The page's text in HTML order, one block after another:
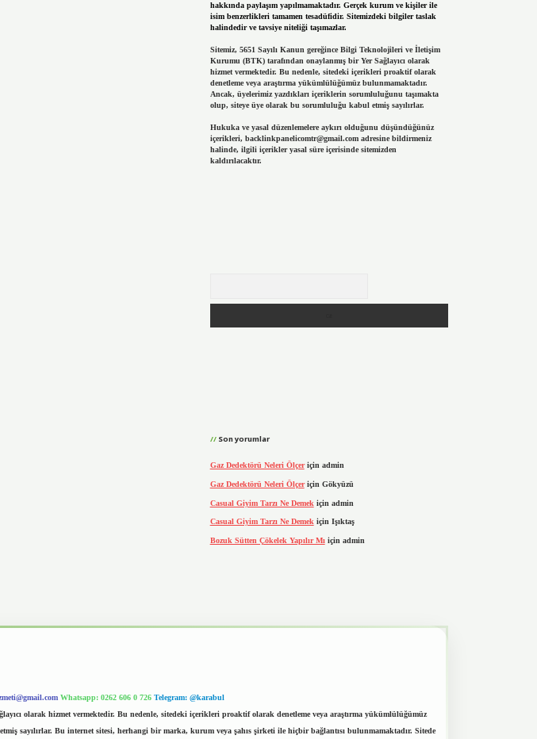
hakkında paylaşım yapılmamaktadır. Gerçek kurum ve kişiler ile
isim benzerlikleri tamamen tesadüfidir. Sitemizdeki bilgiler taslak
halindedir ve tavsiye niteliği taşımazlar.
Sitemiz, 5651 Sayılı Kanun gereğince Bilgi Teknolojileri ve İletişim
Kurumu (BTK) tarafından onaylanmış bir Yer Sağlayıcı olarak
hizmet vermektedir. Bu nedenle, sitedeki içerikleri proaktif olarak
denetleme veya araştırma yükümlülüğümüz bulunmamaktadır.
Ancak, üyelerimiz yazdıkları içeriklerin sorumluluğunu taşımakta
olup, siteye üye olarak bu sorumluluğu kabul etmiş sayılırlar.
Hukuka ve yasal düzenlemelere aykırı olduğunu düşündüğünüz
içerikleri, backlinkpanelicomtr@gmail.comadresine bildirmeniz
halinde, ilgili içerikler yasal süre içerisinde sitemizden
kaldırılacaktır.
Son yorumlar
Gaz Dedektörü Neleri Ölçeriçin admin
Gaz Dedektörü Neleri Ölçeriçin Gökyüzü
Casual Giyim Tarzı Ne Demek için admin
Casual Giyim Tarzı Ne Demek için Işıktaş
Bozuk Sütten Çökelek Yapılır Mı için admin
Whatsapp: 0262 606 0 726 Telegram: @karabul
olarak hizmet vermektedir. Bu nedenle, sitedeki içerikleri proaktif olarak denetleme veya araştırma yükümlülüğümüz
sayılırlar. Bu internet sitesi, herhangi bir marka, kurum veya şahıs şirketi ile hiçbir bağlantısı bulunmamaktadır. Sitede